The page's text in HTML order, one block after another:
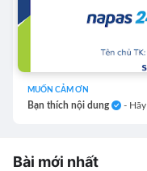
MUỐN CẢM ƠN
Bạn thích nội dung -
Bài mới nhất